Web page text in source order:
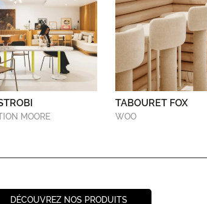
MOORE
TABOURET FOX
WOO
DÉCOUVREZ NOS PRODUITS